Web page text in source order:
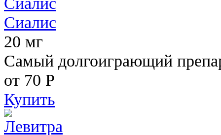
Сиалис
20 мг
Самый долгоиграющий
от 70 Р
Купить